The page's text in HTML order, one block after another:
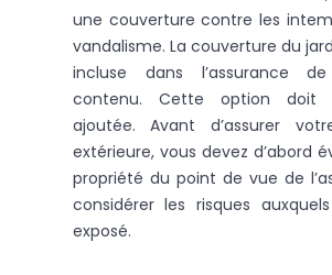
une couverture contre les
vandalisme. La couverture du
incluse dans l’assurance
contenu. Cette option doit
ajoutée. Avant d’assurer
extérieure, vous devez d’abord
propriété du point de vue de
considérer les risques
exposé.